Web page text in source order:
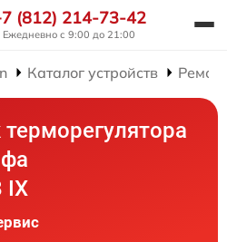
(812) 214-73-42
Ежедневно с 9:00 до 21:00
Каталог устройств
IX